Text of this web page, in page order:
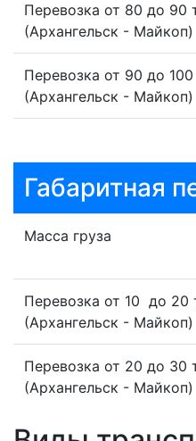
Перевозка от 80 до 90
(Архангельск - Майкоп)
Перевозка от 90 до 100
(Архангельск - Майкоп)
Габаритная
Масса груза
Перевозка от 10 до 20
(Архангельск - Майкоп)
Перевозка от 20 до 30
(Архангельск - Майкоп)